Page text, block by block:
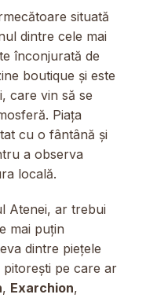
situată
dintre cele mai
înconjurată de
boutique și este
care vin să se
Piața
cu o fântână și
a observa
locală.
Atenei, ar trebui
mai puțin
dintre piețele
pitorești pe care ar
, Exarchion,